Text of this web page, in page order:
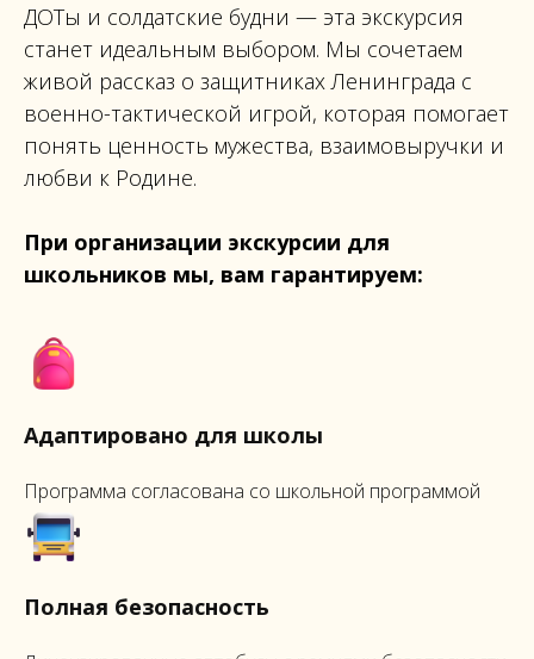
ДОТы и солдатские будни — эта экскурсия
станет идеальным выбором. Мы сочетаем
живой рассказ о защитниках Ленинграда с
военно-тактической игрой, которая помогает
понять ценность мужества, взаимовыручки и
любви к Родине.
При организации экскурсии для
школьников мы, вам гарантируем:
Адаптировано для школы
Программа согласована со школьной программой
Полная безопасность